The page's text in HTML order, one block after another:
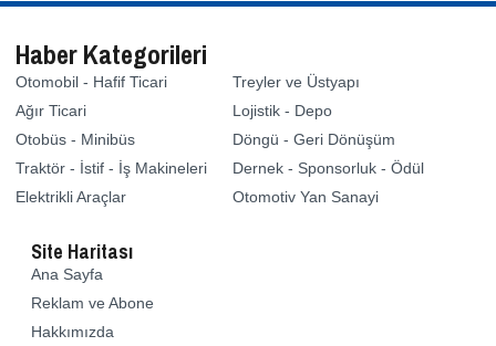
Haber Kategorileri
Otomobil - Hafif Ticari
Ağır Ticari
Otobüs - Minibüs
Traktör - İstif - İş Makineleri
Elektrikli Araçlar
Treyler ve Üstyapı
Lojistik - Depo
Döngü - Geri Dönüşüm
Dernek - Sponsorluk - Ödül
Otomotiv Yan Sanayi
Site Haritası
Ana Sayfa
Reklam ve Abone
Hakkımızda